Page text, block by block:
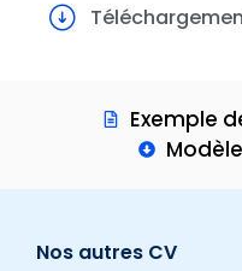
Exemple
Nos autres CV